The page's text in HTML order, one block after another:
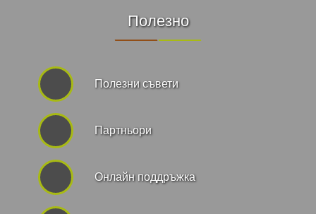
Полезно
Полезни съвети
Партньори
Онлайн поддръжка